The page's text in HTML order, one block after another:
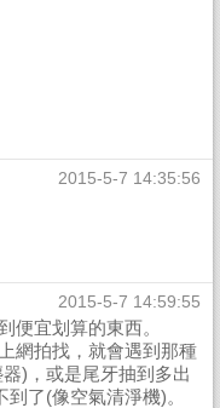
2015-5-7 14:35:56
2015-5-7 14:59:55
便宜划算的東西。
網拍找，就會遇到那種
)，或是尾牙抽到多出
了(像空氣清淨機)。